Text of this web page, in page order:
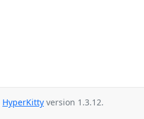
HyperKitty version 1.3.12.